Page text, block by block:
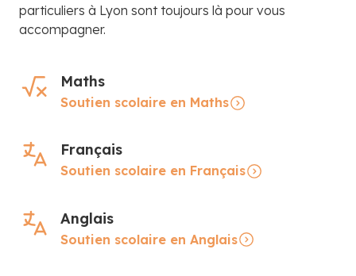
particuliers à Lyon sont toujours là pour vous
accompagner.
Maths
Soutien scolaire en Maths
Français
Soutien scolaire en Français
Anglais
Soutien scolaire en Anglais